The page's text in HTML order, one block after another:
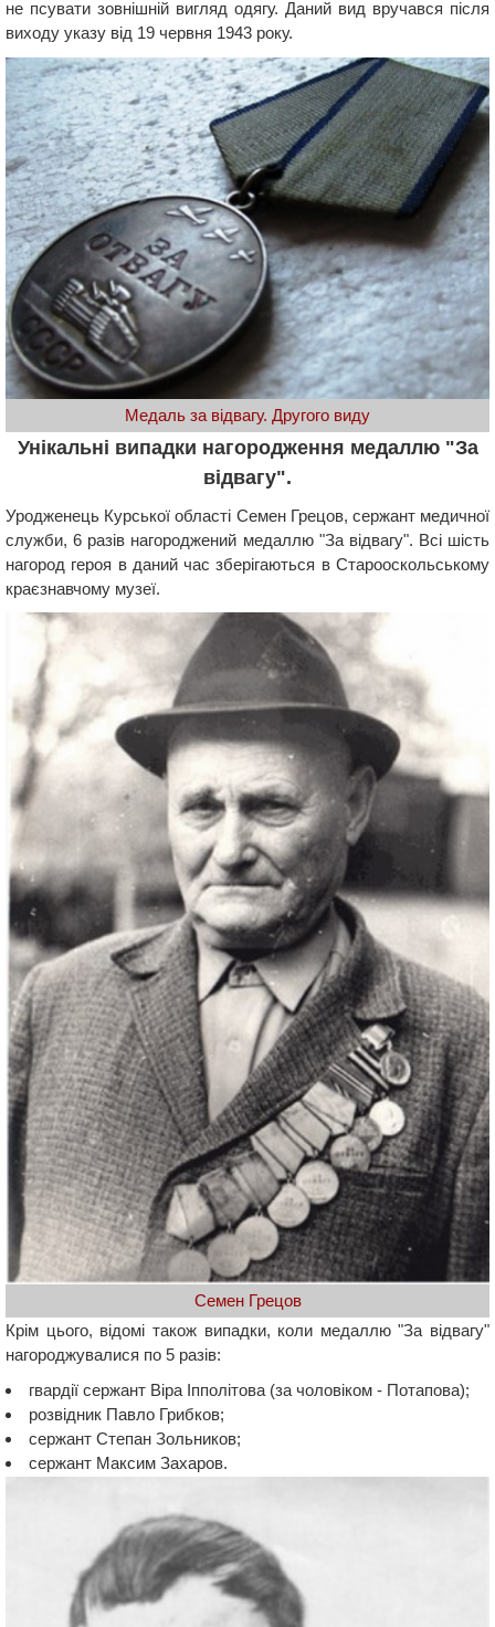
не псувати зовнішній вигляд одягу. Даний вид вручався після
виходу указу від 19 червня 1943 року.
Медаль за відвагу. Другого виду
Унікальні випадки нагородження медаллю "За
відвагу".
Уродженець Курської області Семен Грецов, сержант медичної
служби, 6 разів нагороджений медаллю "За відвагу". Всі шість
нагород героя в даний час зберігаються в Старооскольському
краєзнавчому музеї.
Семен Грецов
Крім цього, відомі також випадки, коли медаллю "За відвагу"
нагороджувалися по 5 разів:
гвардії сержант Віра Іпполітова (за чоловіком - Потапова);
розвідник Павло Грибков;
сержант Степан Зольников;
сержант Максим Захаров.